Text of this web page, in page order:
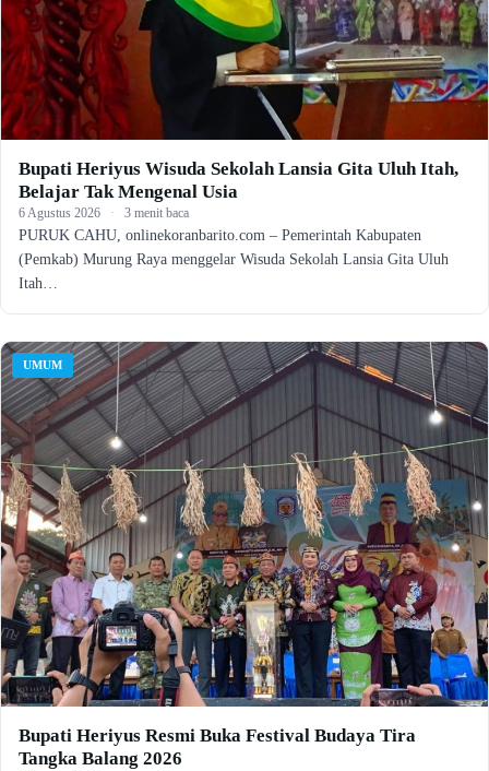
Bupati Heriyus Wisuda Sekolah Lansia Gita Uluh Itah,
Belajar Tak Mengenal Usia
6 Agustus 2026 · 3 menit baca
PURUK CAHU, onlinekoranbarito.com – Pemerintah Kabupaten
(Pemkab) Murung Raya menggelar Wisuda Sekolah Lansia Gita Uluh
Itah…
UMUM
Bupati Heriyus Resmi Buka Festival Budaya Tira
Tangka Balang 2026